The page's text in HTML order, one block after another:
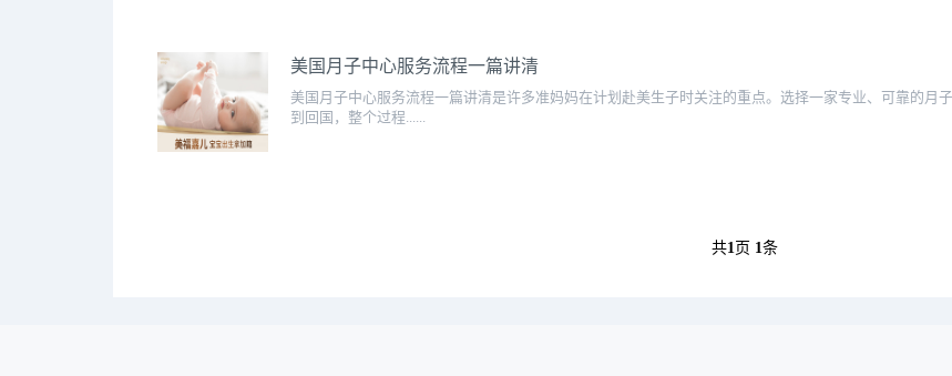
美国月子中心服务流程一篇讲清
美国月子中心服务流程一篇讲清是许多准妈妈在计划赴美生子时关注的重点。选择一家专业、可靠的月
到回国，整个过程......
共1页 1条